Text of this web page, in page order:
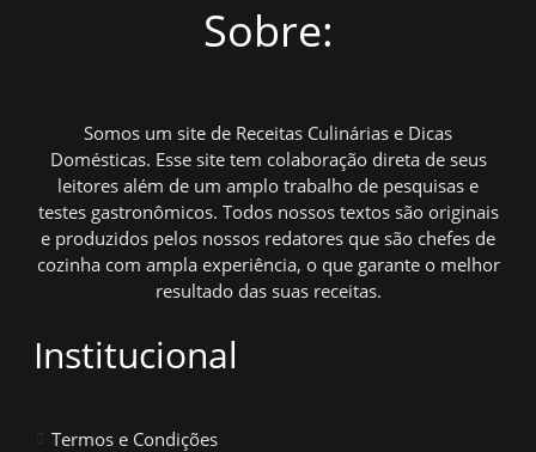
Sobre:
Somos um site de Receitas Culinárias e Dicas
Domésticas. Esse site tem colaboração direta de seus
leitores além de um amplo trabalho de pesquisas e
testes gastronômicos. Todos nossos textos são originais
e produzidos pelos nossos redatores que são chefes de
cozinha com ampla experiência, o que garante o melhor
resultado das suas receitas.
Institucional
Termos e Condições